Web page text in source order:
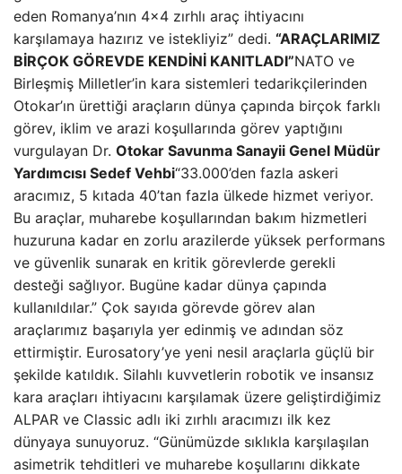
eden Romanya’nın 4×4 zırhlı araç ihtiyacını
karşılamaya hazırız ve istekliyiz” dedi. “ARAÇLARIMIZ
BİRÇOK GÖREVDE KENDİNİ KANITLADI”NATO ve
Birleşmiş Milletler’in kara sistemleri tedarikçilerinden
Otokar’ın ürettiği araçların dünya çapında birçok farklı
görev, iklim ve arazi koşullarında görev yaptığını
vurgulayan Dr. Otokar Savunma Sanayii Genel Müdür
Yardımcısı Sedef Vehbi“33.000’den fazla askeri
aracımız, 5 kıtada 40’tan fazla ülkede hizmet veriyor.
Bu araçlar, muharebe koşullarından bakım hizmetleri
huzuruna kadar en zorlu arazilerde yüksek performans
ve güvenlik sunarak en kritik görevlerde gerekli
desteği sağlıyor. Bugüne kadar dünya çapında
kullanıldılar.” Çok sayıda görevde görev alan
araçlarımız başarıyla yer edinmiş ve adından söz
ettirmiştir. Eurosatory’ye yeni nesil araçlarla güçlü bir
şekilde katıldık. Silahlı kuvvetlerin robotik ve insansız
kara araçları ihtiyacını karşılamak üzere geliştirdiğimiz
ALPAR ve Classic adlı iki zırhlı aracımızı ilk kez
dünyaya sunuyoruz. “Günümüzde sıklıkla karşılaşılan
asimetrik tehditleri ve muharebe koşullarını dikkate